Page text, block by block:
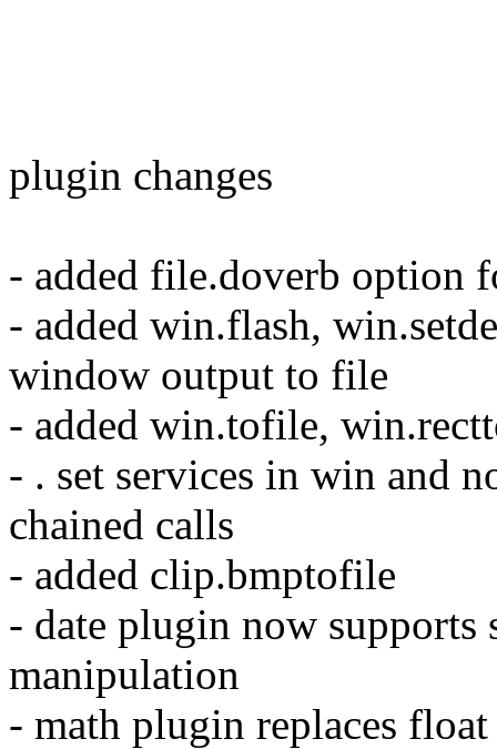
plugin changes
- added file.doverb option
- added win.flash,
window output to file
- added win.tofile,
- . set services in win and
chained calls
- added clip.bmptofile
- date plugin now supports
manipulation
- math plugin replaces